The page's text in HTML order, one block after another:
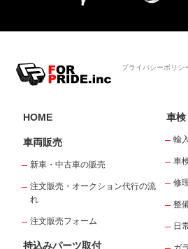
プライバシーポリシ
HOME
車両販売
新車・中古車の販売
注文販売・オークション代行の流
れ
注文販売フォーム
持込みパーツ取付
車
輸
車
修
整
日